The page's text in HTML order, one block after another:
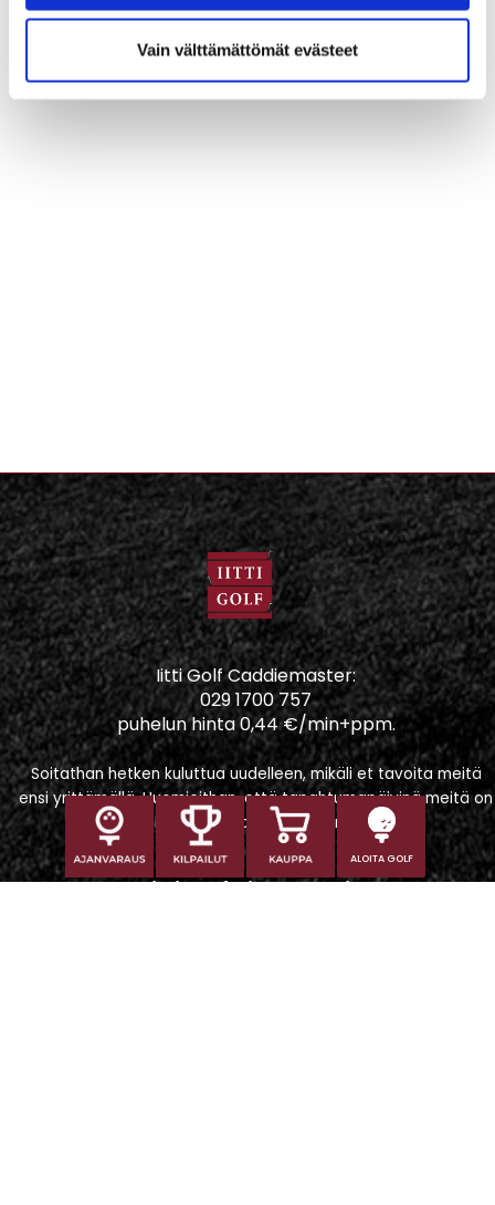
Vain välttämättömät evästeet
ALOITA GOLF
Iitti Golf Caddiemaster:
029 1700 757
puhelun hinta 0,44 €/min+ppm.
Soitathan hetken kuluttua uudelleen, mikäli et tavoita meitä
ensi yrittämällä. Huomioithan, että tapahtumapäivinä meitä on
vaikeampi tavoittaa puhelimitse.
Iitti Golf Niskaportti